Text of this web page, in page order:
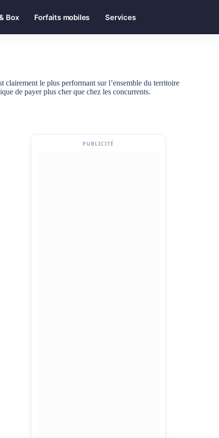
Box Forfaits mobiles Services
clairement le plus performant sur l’ensemble du territoire
de payer plus cher que chez les concurrents.
PUBLICITÉ